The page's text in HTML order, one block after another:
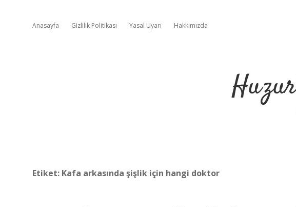
Anasayfa Gizlilik Politikası Yasal Uyarı Hakkımızda
Etiket: Kafa arkasında şişlik için hangi doktor